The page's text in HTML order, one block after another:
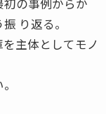
り返る。
主体としてモノ